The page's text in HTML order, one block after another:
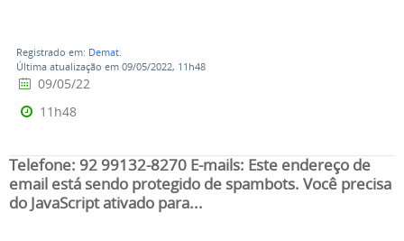
Registrado em: Demat.
Última atualização em 09/05/2022, 11h48
09/05/22
11h48
Telefone: 92 99132-8270 E-mails: Este endereço de
email está sendo protegido de spambots. Você precisa
do JavaScript ativado para...